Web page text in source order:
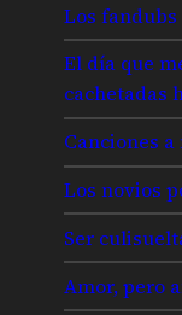
Los fandubs
El día que
cachetadas
Canciones
Los novios
Ser
Amor, pero